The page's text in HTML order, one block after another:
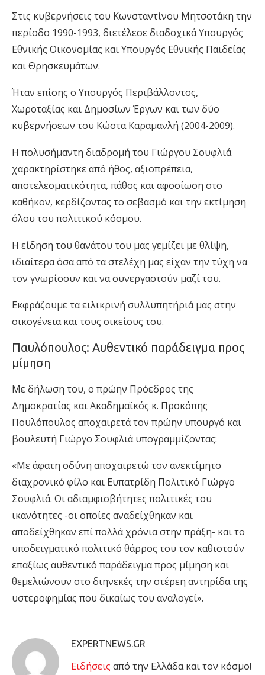
Στις κυβερνήσεις του Κωνσταντίνου Μητσοτάκη την
περίοδο 1990-1993, διετέλεσε διαδοχικά Υπουργός
Εθνικής Οικονομίας και Υπουργός Εθνικής Παιδείας
και Θρησκευμάτων.
Ήταν επίσης ο Υπουργός Περιβάλλοντος,
Χωροταξίας και Δημοσίων Έργων και των δύο
κυβερνήσεων του Κώστα Καραμανλή (2004-2009).
Η πολυσήμαντη διαδρομή του Γιώργου Σουφλιά
χαρακτηρίστηκε από ήθος, αξιοπρέπεια,
αποτελεσματικότητα, πάθος και αφοσίωση στο
καθήκον, κερδίζοντας το σεβασμό και την εκτίμηση
όλου του πολιτικού κόσμου.
Η είδηση του θανάτου του μας γεμίζει με θλίψη,
ιδιαίτερα όσα από τα στελέχη μας είχαν την τύχη να
τον γνωρίσουν και να συνεργαστούν μαζί του.
Εκφράζουμε τα ειλικρινή συλλυπητήριά μας στην
οικογένεια και τους οικείους του.
Παυλόπουλος: Αυθεντικό παράδειγμα προς
μίμηση
Με δήλωση του, ο πρώην Πρόεδρος της
Δημοκρατίας και Ακαδημαϊκός κ. Προκόπης
Πουλόπουλος αποχαιρετά τον πρώην υπουργό και
βουλευτή Γιώργο Σουφλιά υπογραμμίζοντας:
«Με άφατη οδύνη αποχαιρετώ τον ανεκτίμητο
διαχρονικό φίλο και Ευπατρίδη Πολιτικό Γιώργο
Σουφλιά. Οι αδιαμφισβήτητες πολιτικές του
ικανότητες -οι οποίες αναδείχθηκαν και
αποδείχθηκαν επί πολλά χρόνια στην πράξη- και το
υποδειγματικό πολιτικό θάρρος του τον καθιστούν
επαξίως αυθεντικό παράδειγμα προς μίμηση και
θεμελιώνουν στο διηνεκές την στέρεη αντηρίδα της
υστεροφημίας που δικαίως του αναλογεί».
EXPERTNEWS.GR
Eιδήσεις από την Ελλάδα και τον κόσμο!